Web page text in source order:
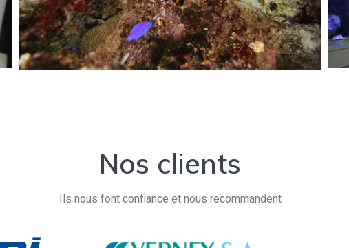
Nos clients
Ils nous font confiance et nous recommandent